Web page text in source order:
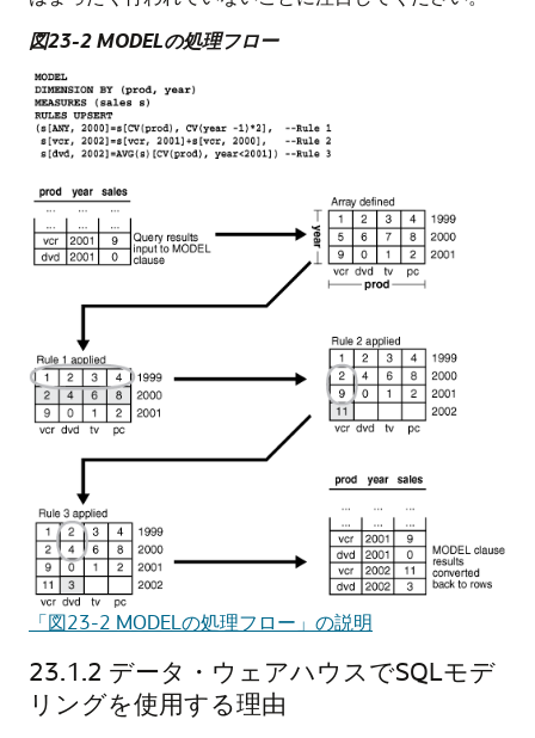
図23-2 MODELの処理フロー
「図23-2 MODELの処理フロー」の説明
23.1.2 データ・ウェアハウスでSQLモデ
リングを使用する理由